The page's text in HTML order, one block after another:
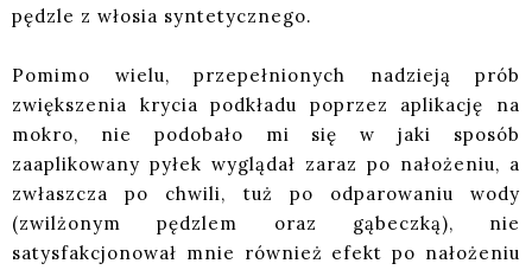
pędzle z włosia syntetycznego.
Pomimo wielu, przepełnionych nadzieją prób
zwiększenia krycia podkładu poprzez aplikację na
mokro, nie podobało mi się w jaki sposób
zaaplikowany pyłek wyglądał zaraz po nałożeniu, a
zwłaszcza po chwili, tuż po odparowaniu wody
(zwilżonym pędzlem oraz gąbeczką), nie
satysfakcjonował mnie również efekt po nałożeniu